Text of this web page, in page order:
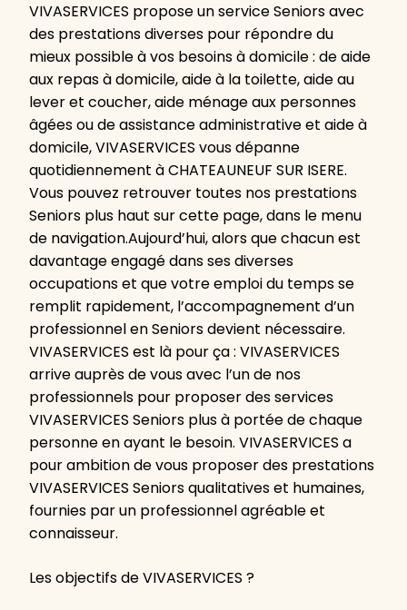
VIVASERVICES propose un service Seniors avec
des prestations diverses pour répondre du
mieux possible à vos besoins à domicile : de aide
aux repas à domicile, aide à la toilette, aide au
lever et coucher, aide ménage aux personnes
âgées ou de assistance administrative et aide à
domicile, VIVASERVICES vous dépanne
quotidiennement à CHATEAUNEUF SUR ISERE.
Vous pouvez retrouver toutes nos prestations
Seniors plus haut sur cette page, dans le menu
de navigation.Aujourd’hui, alors que chacun est
davantage engagé dans ses diverses
occupations et que votre emploi du temps se
remplit rapidement, l’accompagnement d’un
professionnel en Seniors devient nécessaire.
VIVASERVICES est là pour ça : VIVASERVICES
arrive auprès de vous avec l’un de nos
professionnels pour proposer des services
VIVASERVICES Seniors plus à portée de chaque
personne en ayant le besoin. VIVASERVICES a
pour ambition de vous proposer des prestations
VIVASERVICES Seniors qualitatives et humaines,
fournies par un professionnel agréable et
connaisseur.
Les objectifs de VIVASERVICES ?